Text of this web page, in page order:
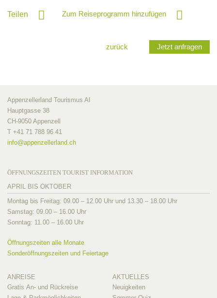
Teilen Zum Reiseprogramm hinzufügen
zurück Jetzt anfragen
Appenzellerland Tourismus AI
Hauptgasse 38
CH-9050 Appenzell
T +41 71 788 96 41
info@appenzellerland.ch
ÖFFNUNGSZEITEN TOURIST INFORMATION
APRIL BIS OKTOBER
Montag bis Freitag: 09.00 – 12.00 Uhr und 13.30 – 18.00 Uhr
Samstag: 09.00 – 16.00 Uhr
Sonntag: 11.00 – 16.00 Uhr
Öffnungszeiten alle Monate
Sonderöffnungszeiten und Feiertage
ANREISE
Gratis An- und Rückreise
AKTUELLES
Neuigkeiten